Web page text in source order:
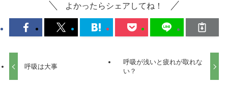
よかったらシェアしてね！
呼吸は大事
呼吸が浅いと疲れが取れな
い？